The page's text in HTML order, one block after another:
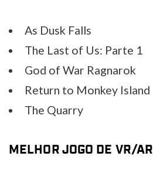
As Dusk Falls
The Last of Us: Parte 1
God of War Ragnarok
Return to Monkey Island
The Quarry
MELHOR JOGO DE VR/AR